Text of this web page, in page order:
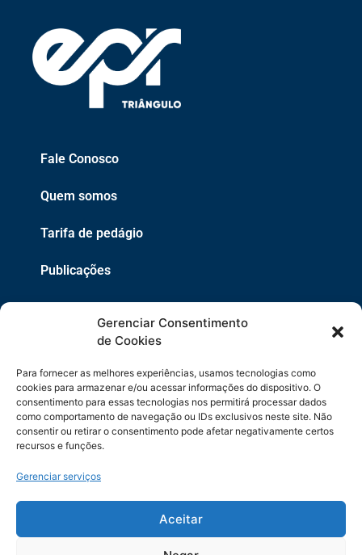
Gerenciar Consentimento
de Cookies
Para fornecer as melhores experiências, usamos tecnologias como
cookies para armazenar e/ou acessar informações do dispositivo. O
consentimento para essas tecnologias nos permitirá processar dados
como comportamento de navegação ou IDs exclusivos neste site. Não
consentir ou retirar o consentimento pode afetar negativamente certos
recursos e funções.
Gerenciar serviços
Aceitar
Fale Conosco
Quem somos
Tarifa de pedágio
Publicações
EPR
Copyright 2021 © 2026 Grupo EPR - Todos Os Direitos
Código de Defesa do Consumidor
Política de Cookies